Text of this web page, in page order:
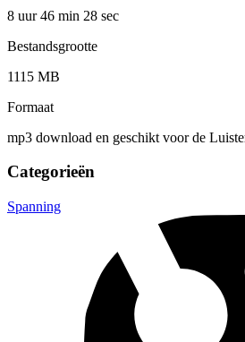
8 uur 46 min 28 sec
Bestandsgrootte
1115 MB
Formaat
mp3 download en geschikt voor de
Categorieën
Spanning